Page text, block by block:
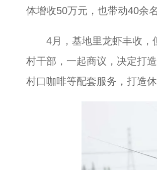
体增收50万元，也带动40余
4月，基地里龙虾丰收，
村干部，一起商议，决定打
村口咖啡等配套服务，打造